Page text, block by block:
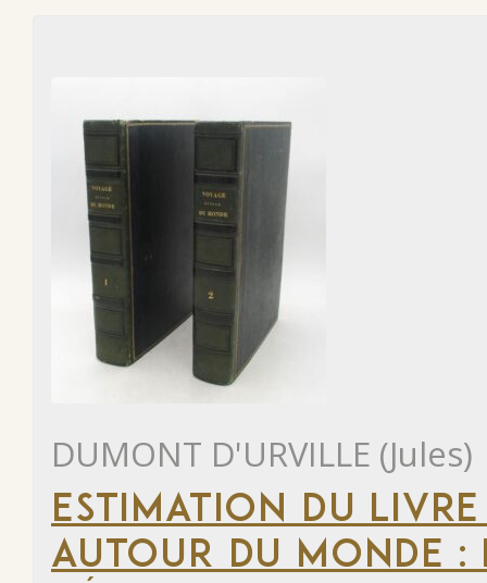
DUMONT D'URVILLE (Jules)
ESTIMATION DU
AUTOUR DU MONDE :